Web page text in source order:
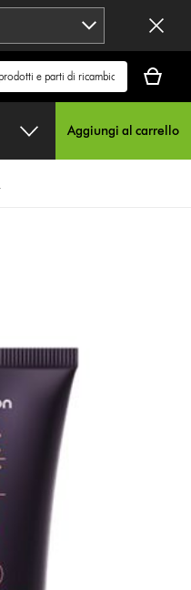
carrello
è
Aggiungi al carrello